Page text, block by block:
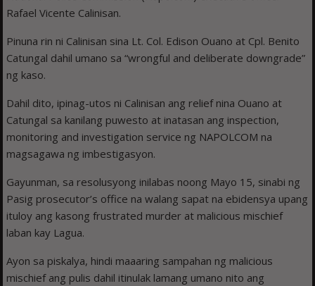
Rafael Vicente Calinisan.
Pinuna rin ni Calinisan sina Lt. Col. Edison Ouano at Cpl. Benito
Catungal dahil umano sa “wrongful and deliberate downgrade”
ng kaso.
Dahil dito, ipinag-utos ni Calinisan ang relief nina Ouano at
Catungal sa kanilang puwesto at inatasan ang inspection,
monitoring and investigation service ng NAPOLCOM na
magsagawa ng imbestigasyon.
Gayunman, sa resolusyong inilabas noong Mayo 15, sinabi ng
Pasig prosecutor’s office na walang sapat na ebidensya upang
ituloy ang kasong frustrated murder at malicious mischief
laban kay Lagua.
Ayon sa piskalya, hindi maaaring sampahan ng malicious
mischief ang pulis dahil itinulak lamang umano nito ang